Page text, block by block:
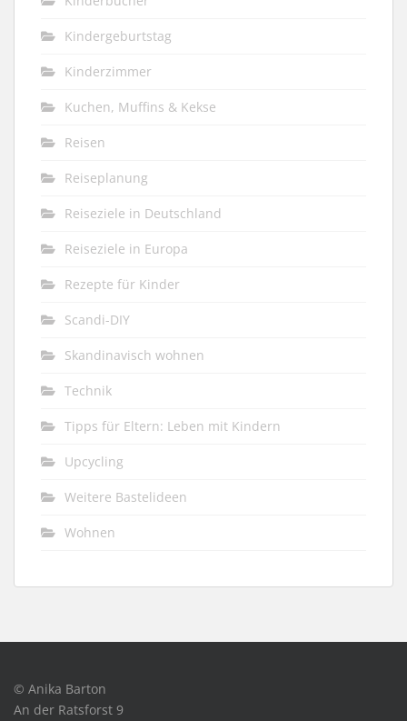
Kindergeburtstag
Kinderzimmer
Kuchen, Muffins & Kekse
Reisen
Reiseplanung
Reiseziele in Deutschland
Reiseziele in Europa
Rezepte für Kinder
Scandi-DIY
Skandinavisch wohnen
Technik
Tipps für Eltern: Leben mit Kindern
Upcycling
Weitere Bastelideen
Wohnen
© Anika Barton
An der Ratsforst 9